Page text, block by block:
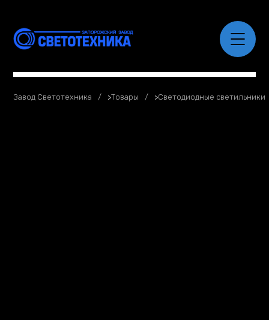
Завод Светотехника >Товары >Светодиодные светильники